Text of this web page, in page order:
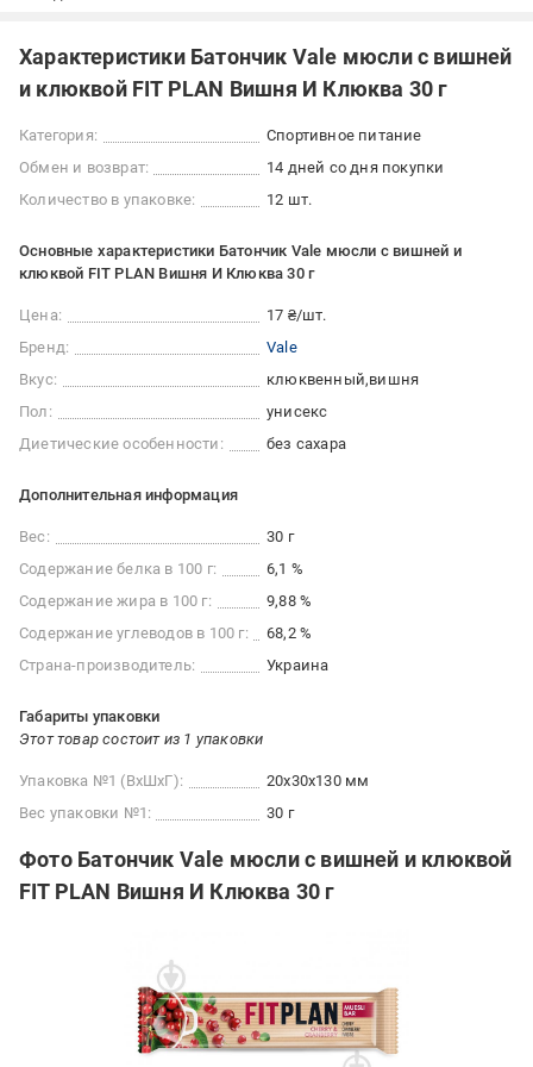
Характеристики Батончик Vale мюсли с вишней
и клюквой FIT PLAN Вишня И Клюква 30 г
Категория:
Спортивное питание
Обмен и возврат:
14 дней со дня покупки
Количество в упаковке:
12 шт.
Основные характеристики Батончик Vale мюсли с вишней и
клюквой FIT PLAN Вишня И Клюква 30 г
Цена:
17 ₴/шт.
Бренд:
Vale
Вкус:
клюквенный вишня
Пол:
унисекс
Диетические особенности:
без сахара
Дополнительная информация
Вес:
30 г
Содержание белка в 100 г:
6,1 %
Содержание жира в 100 г:
9,88 %
Содержание углеводов в 100 г:
68,2 %
Страна-производитель:
Украина
Габариты упаковки
Этот товар состоит из 1 упаковки
Упаковка №1 (ВхШхГ):
20x30x130 мм
Вес упаковки №1:
30 г
Фото Батончик Vale мюсли с вишней и клюквой
FIT PLAN Вишня И Клюква 30 г